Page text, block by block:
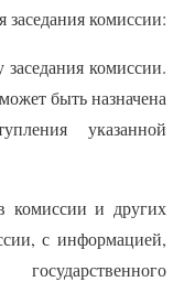
комиссии:
комиссии.
быть назначена
указанной
комиссии и других
с информацией,